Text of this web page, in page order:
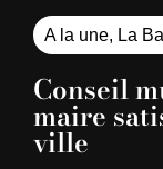
A la une, La
Conseil
maire
ville